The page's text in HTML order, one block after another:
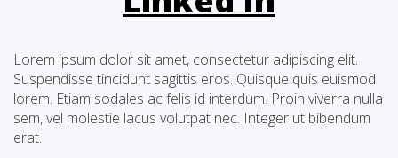
Lorem ipsum dolor sit amet, consectetur adipiscing elit.
Suspendisse tincidunt sagittis eros. Quisque quis euismod
lorem. Etiam sodales ac felis id interdum. Proin viverra nulla
sem, vel molestie lacus volutpat nec. Integer ut bibendum
erat.